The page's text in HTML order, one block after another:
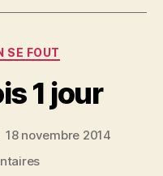
SE FOUT
1 jour
18 novembre 2014
sur